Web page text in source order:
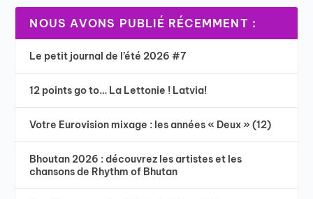
NOUS AVONS PUBLIÉ RÉCEMMENT :
Le petit journal de l’été 2026 #7
12 points go to… La Lettonie ! Latvia!
Votre Eurovision mixage : les années « Deux » (12)
Bhoutan 2026 : découvrez les artistes et les
chansons de Rhythm of Bhutan